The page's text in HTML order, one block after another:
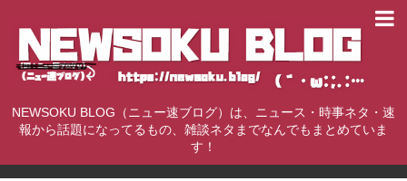
NEWSOKU BLOG（ニュー速ブログ）は、ニュース・時事ネタ・速
報から話題になってるもの、雑談ネタまでなんでもまとめていま
す！